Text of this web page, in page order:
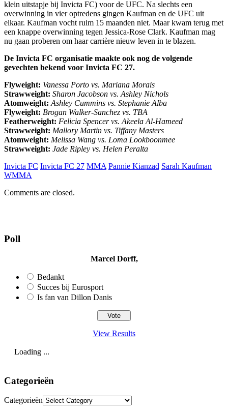
klein uitstapje bij Invicta FC) voor de UFC. Na slechts een
overwinning in vier optredens gingen Kaufman en de UFC uit
elkaar. Kaufman vocht ruim 15 maanden niet. Maar kwam terug met
een knappe overwinning tegen Jessica-Rose Clark. Kaufman mag
nu gaan proberen om haar carrière nieuw leven in te blazen.
De Invicta FC organisatie maakte ook nog de volgende
gevechten bekend voor Invicta FC 27.
Flyweight: Vanessa Porto vs. Mariana Morais
Strawweight: Sharon Jacobson vs. Ashley Nichols
Atomweight: Ashley Cummins vs. Stephanie Alba
Flyweight: Brogan Walker-Sanchez vs. TBA
Featherweight: Felicia Spencer vs. Akeela Al-Hameed
Strawweight: Mallory Martin vs. Tiffany Masters
Atomweight: Melissa Wang vs. Loma Lookboonmee
Strawweight: Jade Ripley vs. Helen Peralta
Invicta FC Invicta FC 27 MMA Pannie Kianzad Sarah Kaufman
WMMA
Comments are closed.
Poll
Marcel Dorff,
Bedankt
Succes bij Eurosport
Is fan van Dillon Danis
View Results
Loading ...
Categorieën
Categorieën